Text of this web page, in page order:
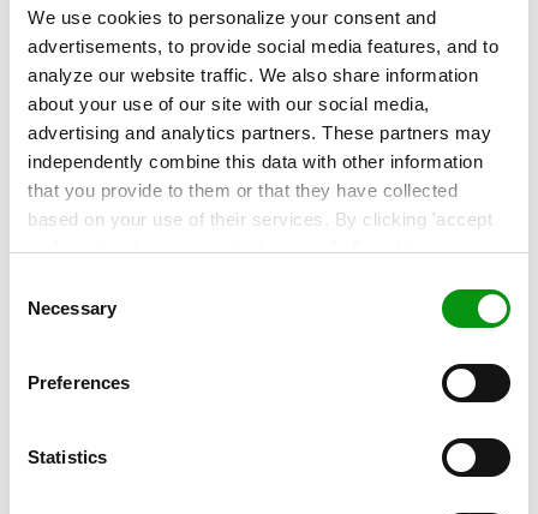
We use cookies to personalize your consent and
advertisements, to provide social media features, and to
analyze our website traffic. We also share information
about your use of our site with our social media,
advertising and analytics partners. These partners may
independently combine this data with other information
that you provide to them or that they have collected
based on your use of their services. By clicking 'accept
and continue' you agree to the use of all cookies as
personalization via cookies does not affect the operation
Selection
Necessary
Preferences
Statistics
PRESSE
Sentia sætter navn på brancheprofil
som ny Chief Commercial Officer
Læs mere »